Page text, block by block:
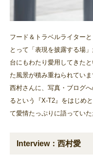
フード＆トラベルライター
とって「表現を披露する場
台にもわたり愛用してきた
た風景が積み重ねられてい
西村さんに、写真・ブログ
るという『X-T2』をはじめ
て愛情たっぷりに語っていた
Interview：西村愛